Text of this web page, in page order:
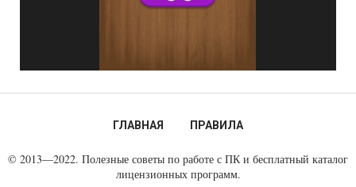
ГЛАВНАЯ ПРАВИЛА
© 2013—2022. Полезные советы по работе с ПК и бесплатный каталог
лицензионных программ.